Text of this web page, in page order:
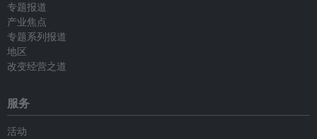
专题报道
产业焦点
专题系列报道
地区
改变经营之道
服务
活动